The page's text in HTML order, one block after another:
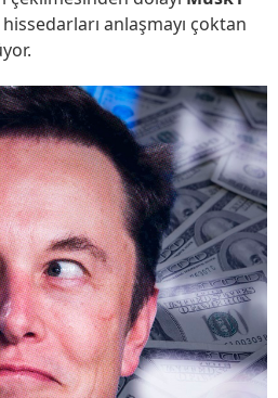
anlaşmayı çoktan